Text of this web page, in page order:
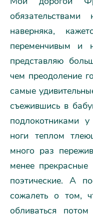
наверняка,
переменчивым и
представляю
чем преодоление
самые
съежившись в
подлокотниками
ноги теплом
много раз
менее
поэтические. А
сожалеть о том,
обливаться